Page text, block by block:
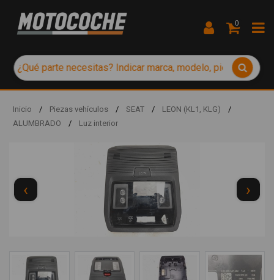
0
Inicio / Piezas vehículos / SEAT / LEON (KL1, KLG)
/
ALUMBRADO
/ Luz interior
‹ ›